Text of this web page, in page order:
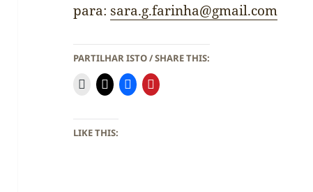
para: sara.g.farinha@gmail.com
PARTILHAR ISTO / SHARE THIS:
LIKE THIS: